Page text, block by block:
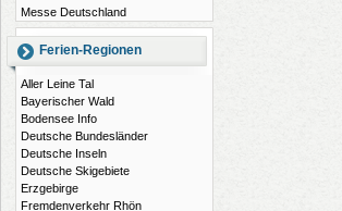
Messe Deutschland
Ferien-Regionen
Aller Leine Tal
Bayerischer Wald
Bodensee Info
Deutsche Bundesländer
Deutsche Inseln
Deutsche Skigebiete
Erzgebirge
Fremdenverkehr Rhön